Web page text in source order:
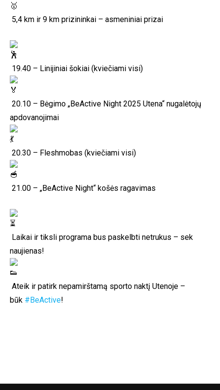
5,4 km ir 9 km prizininkai – asmeniniai prizai
19.40 – Linijiniai šokiai (kviečiami visi)
20.10 – Bėgimo „BeActive Night 2025 Utena“ nugalėtojų
apdovanojimai
20.30 – Fleshmobas (kviečiami visi)
21.00 – „BeActive Night“ košės ragavimas
Laikai ir tiksli programa bus paskelbti netrukus – sek
naujienas!
Ateik ir patirk nepamirštamą sporto naktį Utenoje –
būk #BeActive!